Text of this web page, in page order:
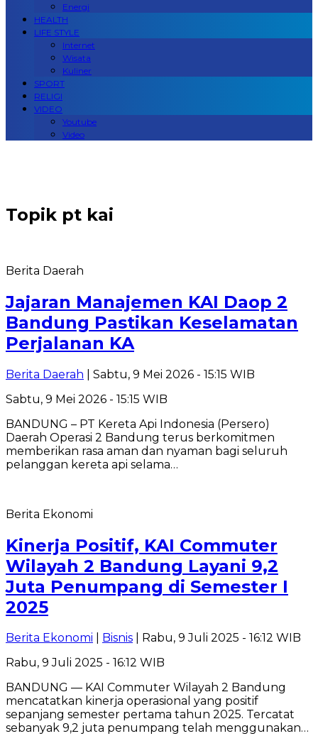
Energi
HEALTH
LIFE STYLE
Internet
Wisata
Kuliner
SPORT
RELIGI
VIDEO
Youtube
Video
Topik pt kai
Berita Daerah
Jajaran Manajemen KAI Daop 2
Bandung Pastikan Keselamatan
Perjalanan KA
Berita Daerah | Sabtu, 9 Mei 2026 - 15:15 WIB
Sabtu, 9 Mei 2026 - 15:15 WIB
BANDUNG – PT Kereta Api Indonesia (Persero)
Daerah Operasi 2 Bandung terus berkomitmen
memberikan rasa aman dan nyaman bagi seluruh
pelanggan kereta api selama…
Berita Ekonomi
Kinerja Positif, KAI Commuter
Wilayah 2 Bandung Layani 9,2
Juta Penumpang di Semester I
2025
Berita Ekonomi Bisnis | Rabu, 9 Juli 2025 - 16:12 WIB
Rabu, 9 Juli 2025 - 16:12 WIB
BANDUNG — KAI Commuter Wilayah 2 Bandung
mencatatkan kinerja operasional yang positif
sepanjang semester pertama tahun 2025. Tercatat
sebanyak 9,2 juta penumpang telah menggunakan…